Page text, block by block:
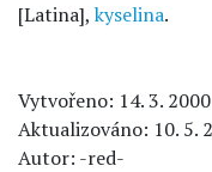
[Latina],kyselina.
Vytvořeno: 14. 3. 2000
Aktualizováno: 10. 5.
Autor: -red-